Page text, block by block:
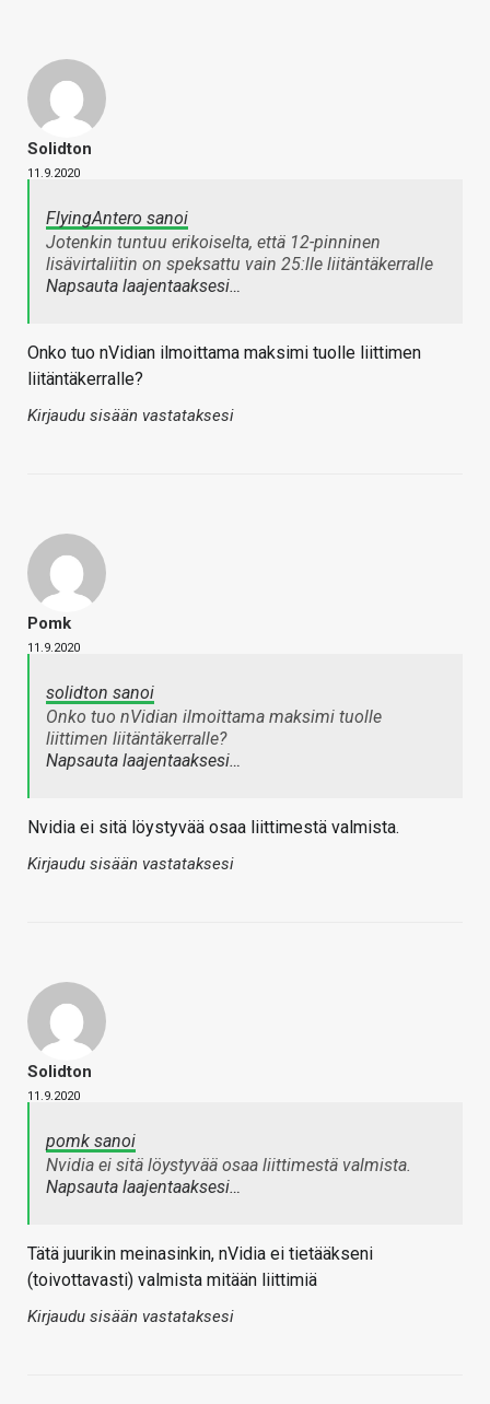
Solidton
11.9.2020
FlyingAntero sanoi
Jotenkin tuntuu erikoiselta, että 12-pinninen
lisävirtaliitin on speksattu vain 25:lle liitäntäkerralle
Napsauta laajentaaksesi…
Onko tuo nVidian ilmoittama maksimi tuolle liittimen
liitäntäkerralle?
Kirjaudu sisään vastataksesi
Pomk
11.9.2020
solidton sanoi
Onko tuo nVidian ilmoittama maksimi tuolle
liittimen liitäntäkerralle?
Napsauta laajentaaksesi…
Nvidia ei sitä löystyvää osaa liittimestä valmista.
Kirjaudu sisään vastataksesi
Solidton
11.9.2020
pomk sanoi
Nvidia ei sitä löystyvää osaa liittimestä valmista.
Napsauta laajentaaksesi…
Tätä juurikin meinasinkin, nVidia ei tietääkseni
(toivottavasti) valmista mitään liittimiä
Kirjaudu sisään vastataksesi